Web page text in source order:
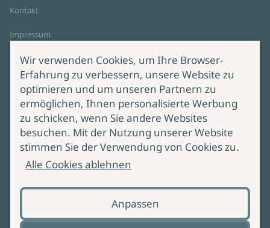
Kontakt
Impressum
Cookie-Einstellungen
AGB Online Shop
Service
Lieferung & Versand
Produktsicherheit
Bei Fragen zur Produktsicherheit
wenden Sie sich bitte an
Wir verwenden Cookies, um Ihre Browser-
Erfahrung zu verbessern, unsere Website zu
optimieren und um unseren Partnern zu
ermöglichen, Ihnen personalisierte Werbung
zu schicken, wenn Sie andere Websites
besuchen. Mit der Nutzung unserer Website
stimmen Sie der Verwendung von Cookies zu.
Alle Cookies ablehnen
Anpassen